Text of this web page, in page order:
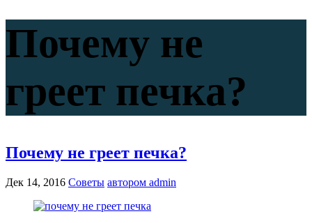
Почему не
греет печка?
Почему не греет печка?
Дек 14, 2016 Советы автором admin